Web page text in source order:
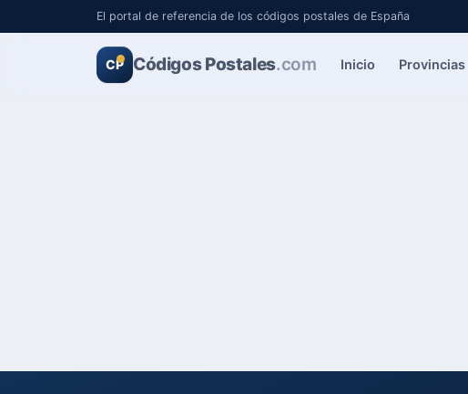
El portal de referencia de los códigos postales de España
CP Códigos Postales.com Inicio Provincias